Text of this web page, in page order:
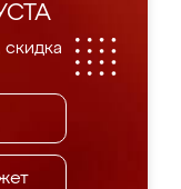
скидка